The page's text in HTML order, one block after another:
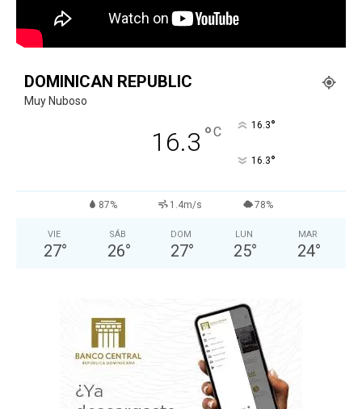
DOMINICAN REPUBLIC
Muy Nuboso
16.3 °C 16.3°
16.3°
87% 1.4m/s 78%
VIE
27°
SÁB
26°
DOM
27°
LUN
25°
MAR
24°